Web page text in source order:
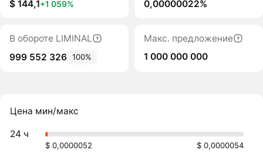
$ 144,1+1 059%
0,00000022%
В обороте LIMINAL
999 552 326 100%
Макс. предложение
1 000 000 000
Цена мин/макс
24 ч
$ 0,0000052 $ 0,0000054